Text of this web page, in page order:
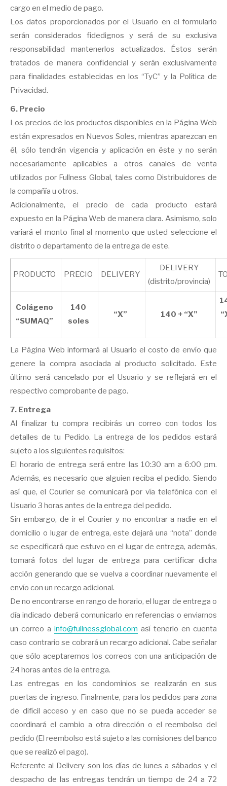
cargo en el medio de pago.
Los datos proporcionados por el Usuario en el formulario
serán considerados fidedignos y será de su exclusiva
responsabilidad mantenerlos actualizados. Éstos serán
tratados de manera confidencial y serán exclusivamente
para finalidades establecidas en los “TyC” y la Política de
Privacidad.
6. Precio
Los precios de los productos disponibles en la Página Web
están expresados en Nuevos Soles, mientras aparezcan en
él, sólo tendrán vigencia y aplicación en éste y no serán
necesariamente aplicables a otros canales de venta
utilizados por Fullness Global, tales como Distribuidores de
la compañía u otros.
Adicionalmente, el precio de cada producto estará
expuesto en la Página Web de manera clara. Asimismo, solo
variará el monto final al momento que usted seleccione el
distrito o departamento de la entrega de este.
PRODUCTO PRECIO DELIVERY
DELIVERY
(distrito/provincia)
Colágeno
“SUMAQ”
140
soles
“X” 140 + “X”
La Página Web informará al Usuario el costo de envío que
genere la compra asociada al producto solicitado. Este
último será cancelado por el Usuario y se reflejará en el
respectivo comprobante de pago.
7. Entrega
Al finalizar tu compra recibirás un correo con todos los
detalles de tu Pedido. La entrega de los pedidos estará
sujeto a los siguientes requisitos:
El horario de entrega será entre las 10:30 am a 6:00 pm.
Además, es necesario que alguien reciba el pedido. Siendo
así que, el Courier se comunicará por vía telefónica con el
Usuario 3 horas antes de la entrega del pedido.
Sin embargo, de ir el Courier y no encontrar a nadie en el
domicilio o lugar de entrega, este dejará una “nota” donde
se especificará que estuvo en el lugar de entrega, además,
tomará fotos del lugar de entrega para certificar dicha
acción generando que se vuelva a coordinar nuevamente el
envío con un recargo adicional.
De no encontrarse en rango de horario, el lugar de entrega o
día indicado deberá comunicarlo en referencias o enviarnos
un correo a info@fullnessglobal.com así tenerlo en cuenta
caso contrario se cobrará un recargo adicional. Cabe señalar
que sólo aceptaremos los correos con una anticipación de
24 horas antes de la entrega.
Las entregas en los condominios se realizarán en sus
puertas de ingreso. Finalmente, para los pedidos para zona
de difícil acceso y en caso que no se pueda acceder se
coordinará el cambio a otra dirección o el reembolso del
pedido (El reembolso está sujeto a las comisiones del banco
que se realizó el pago).
Referente al Delivery son los días de lunes a sábados y el
despacho de las entregas tendrán un tiempo de 24 a 72